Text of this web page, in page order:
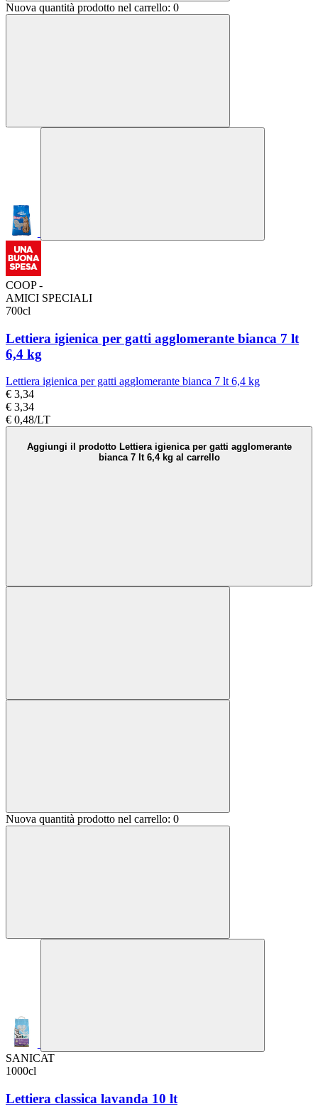
Nuova quantità prodotto nel carrello: 0
COOP -
AMICI SPECIALI
700cl
Lettiera igienica per gatti agglomerante bianca 7 lt
6,4 kg
Lettiera igienica per gatti agglomerante bianca 7 lt 6,4 kg
€ 3,34
€ 3,34
€ 0,48/LT
Aggiungi il prodotto Lettiera igienica per gatti agglomerante
bianca 7 lt 6,4 kg al carrello
Nuova quantità prodotto nel carrello: 0
SANICAT
1000cl
Lettiera classica lavanda 10 lt